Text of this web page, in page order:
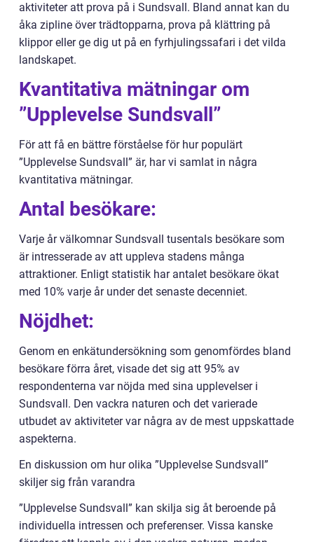
aktiviteter att prova på i Sundsvall. Bland annat kan du
åka zipline över trädtopparna, prova på klättring på
klippor eller ge dig ut på en fyrhjulingssafari i det vilda
landskapet.
Kvantitativa mätningar om
”Upplevelse Sundsvall”
För att få en bättre förståelse för hur populärt
”Upplevelse Sundsvall” är, har vi samlat in några
kvantitativa mätningar.
Antal besökare:
Varje år välkomnar Sundsvall tusentals besökare som
är intresserade av att uppleva stadens många
attraktioner. Enligt statistik har antalet besökare ökat
med 10% varje år under det senaste decenniet.
Nöjdhet:
Genom en enkätundersökning som genomfördes bland
besökare förra året, visade det sig att 95% av
respondenterna var nöjda med sina upplevelser i
Sundsvall. Den vackra naturen och det varierade
utbudet av aktiviteter var några av de mest uppskattade
aspekterna.
En diskussion om hur olika ”Upplevelse Sundsvall”
skiljer sig från varandra
”Upplevelse Sundsvall” kan skilja sig åt beroende på
individuella intressen och preferenser. Vissa kanske